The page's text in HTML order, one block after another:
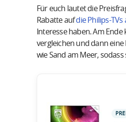
Für euch lautet die
Rabatte aufdie Philips-TVs
Interesse haben. Am
vergleichen und dann eine
wie Sand am Meer,